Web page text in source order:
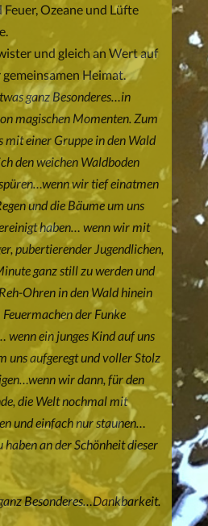
Feuer, Ozeane und Lüfte
und gleich an Wert auf
Heimat.
ganz Besonderes…in
magischen Momenten. Zum
mit einer Gruppe in den Wald
den weichen Waldboden
wir tief einatmen
und die Bäume um uns
haben… wenn wir mit
pubertierender Jugendlichen,
ganz still zu werden und
Ohren in den Wald hinein
der Funke
ein junges Kind auf uns
uns aufgeregt und voller Stolz
wir dann, für den
die Welt nochmal mit
und einfach nur staunen…
haben an der Schönheit dieser
Besonderes…Dankbarkeit.